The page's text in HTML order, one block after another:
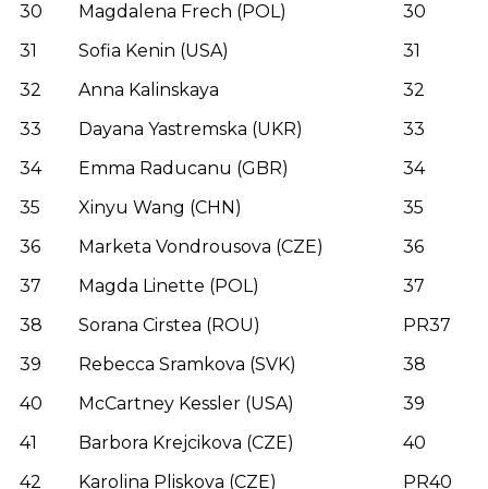
30
Magdalena Frech (POL)
30
31
Sofia Kenin (USA)
31
32
Anna Kalinskaya
32
33
Dayana Yastremska (UKR)
33
34
Emma Raducanu (GBR)
34
35
Xinyu Wang (CHN)
35
36
Marketa Vondrousova (CZE)
36
37
Magda Linette (POL)
37
38
Sorana Cirstea (ROU)
PR37
39
Rebecca Sramkova (SVK)
38
40
McCartney Kessler (USA)
39
41
Barbora Krejcikova (CZE)
40
42
Karolina Pliskova (CZE)
PR40